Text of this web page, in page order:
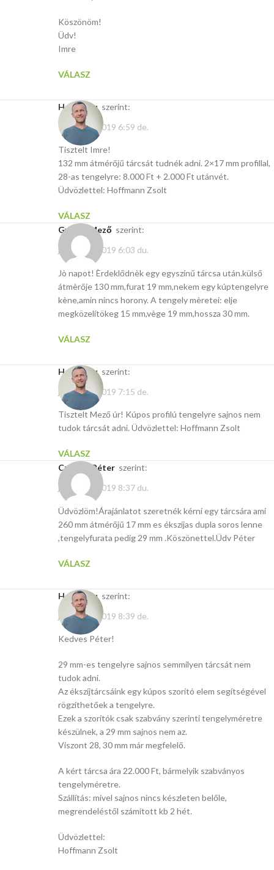
Köszönöm!
Üdv!
Imre
VÁLASZ
Hasito.hu szerint:
február 6, 2019 6:59 de.
Tisztelt Imre!
132 mm átmérőjű tárcsát tudnék adni. 2×17 mm profillal,
28-as tengelyre: 8.000 Ft + 2.000 Ft utánvét.
Üdvözlettel: Hoffmann Zsolt
VÁLASZ
György Mező szerint:
január 24, 2019 6:03 du.
Jò napot! Èrdeklődnèk egy egyszínű tárcsa után.külső
átmèrője 130 mm,furat 19 mm,nekem egy kúptengelyre
kène,amin nincs horony. A tengely mèretei: elje
megközelítökeg 15 mm,vège 19 mm,hossza 30 mm.
VÁLASZ
Hasito.hu szerint:
január 25, 2019 7:15 de.
Tisztelt Mező úr! Kúpos profilú tengelyre sajnos nem
tudok tárcsát adni. Üdvözlettel: Hoffmann Zsolt
VÁLASZ
Czigány Péter szerint:
január 19, 2019 8:37 du.
Üdvözlöm!Árajánlatot szeretnék kérni egy tárcsára ami
260 mm átmérőjű 17 mm es ékszíjas dupla soros lenne
,tengelyfurata pedig 29 mm .Köszönettel.Üdv Péter
VÁLASZ
Hasito.hu szerint:
január 20, 2019 8:39 de.
Kedves Péter!
29 mm-es tengelyre sajnos semmilyen tárcsát nem
tudok adni.
Az ékszíjtárcsáink egy kúpos szorító elem segítségével
rögzíthetőek a tengelyre.
Ezek a szorítók csak szabvány szerinti tengelyméretre
készülnek, a 29 mm sajnos nem az.
Viszont 28, 30 mm már megfelelő.
A kért tárcsa ára 22.000 Ft, bármelyik szabványos
tengelyméretre.
Szállítás: mivel sajnos nincs készleten belőle,
megrendeléstől számított kb 2 hét.
Üdvözlettel:
Hoffmann Zsolt